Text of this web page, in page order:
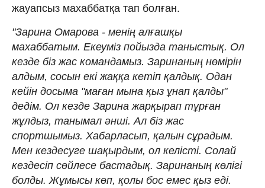
жауапсыз махаббатқа тап болған.
"Зарина Омарова - менің алғашқы
махаббатым. Екеуміз пойызда таныстық. Ол
кезде біз жас командамыз. Заринаның нөмірін
алдым, сосын екі жаққа кетіп қалдық. Одан
кейін досыма "маған мына қыз ұнап қалды"
дедім. Ол кезде Зарина жарқырап тұрған
жұлдыз, танымал әнші. Ал біз жас
спортшымыз. Хабарласып, қалын сұрадым.
Мен кездесуге шақырдым, ол келісті. Солай
кездесіп сөйлесе бастадық. Заринаның көлігі
болды. Жұмысы көп, қолы бос емес қыз еді.